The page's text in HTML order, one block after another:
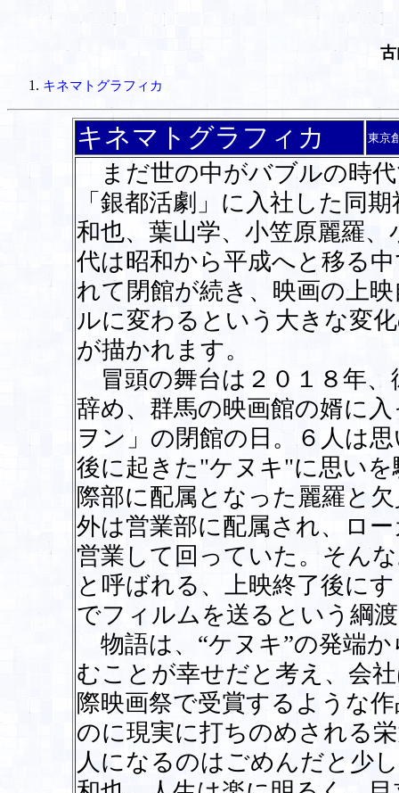
キネマトグラフィカ
キネマトグラフィカ 東京
まだ世の中がバブルの時
「銀都活劇」に入社した同
和也、葉山学、小笠原麗羅
代は昭和から平成へと移る
れて閉館が続き、映画の上
ルに変わるという大きな変
が描かれます。
冒頭の舞台は２０１８年、
辞め、群馬の映画館の婿に
ヲン」の閉館の日。６人は
後に起きた"ケヌキ"に思い
際部に配属となった麗羅と
外は営業部に配属され、ロ
営業して回っていた。そん
と呼ばれる、上映終了後に
でフィルムを送るという綱
物語は、“ケヌキ”の発端
むことが幸せだと考え、会
際映画祭で受賞するような
のに現実に打ちのめされる
人になるのはごめんだと少